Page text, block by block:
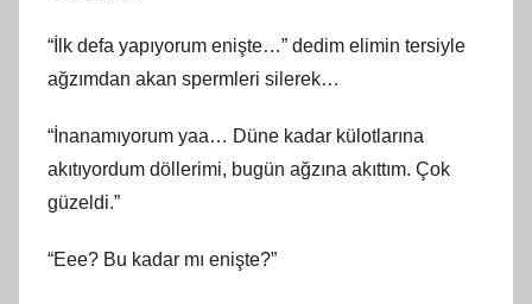
“İlk defa yapıyorum enişte…” dedim elimin tersiyle
ağzımdan akan spermleri silerek…
“İnanamıyorum yaa… Düne kadar külotlarına
akıtıyordum döllerimi, bugün ağzına akıttım. Çok
güzeldi.”
“Eee? Bu kadar mı enişte?”